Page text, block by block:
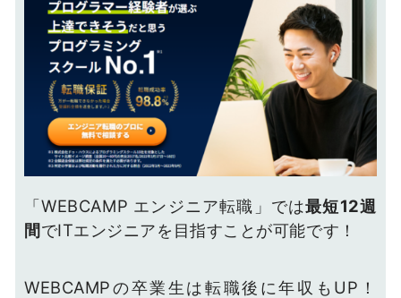
「WEBCAMP エンジニア転職」では最短12週
間でITエンジニアを目指すことが可能です！
WEBCAMPの卒業生は転職後に年収もUP！